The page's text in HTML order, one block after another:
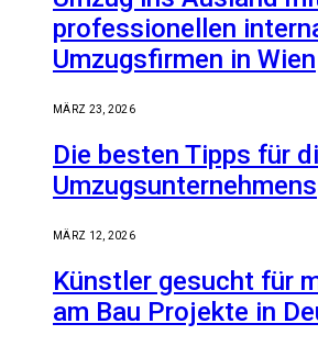
professionellen
Umzugsfirmen in Wien
MÄRZ 23, 2026
Die besten Tipps für
Umzugsunternehmens
MÄRZ 12, 2026
Künstler gesucht für
am Bau Projekte in